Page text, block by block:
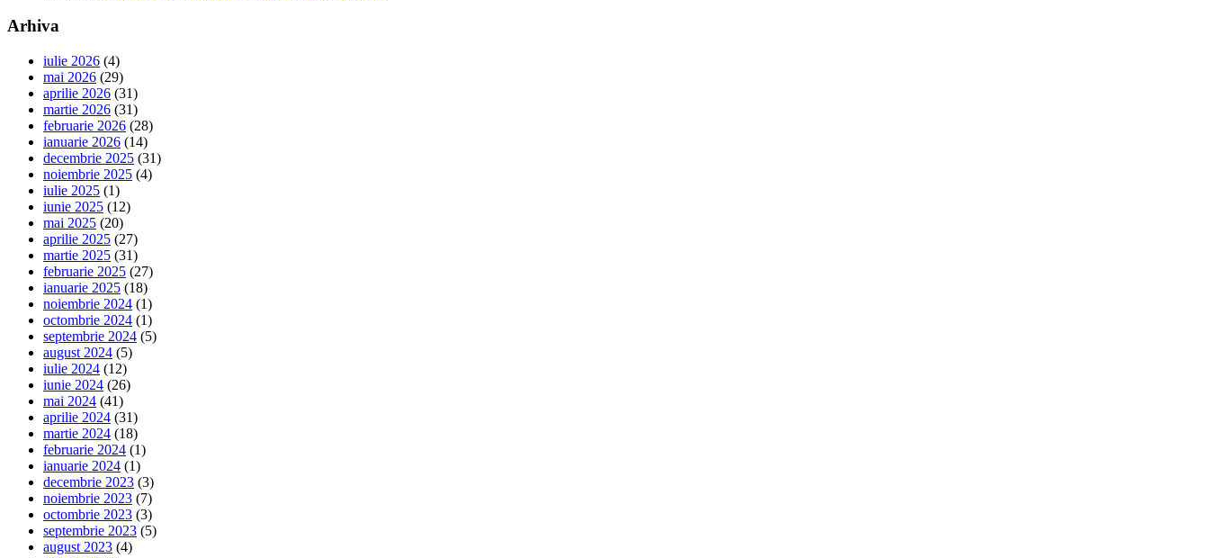
Arhiva
iulie 2026 (4)
mai 2026 (29)
aprilie 2026 (31)
martie 2026 (31)
februarie 2026 (28)
ianuarie 2026 (14)
decembrie 2025 (31)
noiembrie 2025 (4)
iulie 2025 (1)
iunie 2025 (12)
mai 2025 (20)
aprilie 2025 (27)
martie 2025 (31)
februarie 2025 (27)
ianuarie 2025 (18)
noiembrie 2024 (1)
octombrie 2024 (1)
septembrie 2024 (5)
august 2024 (5)
iulie 2024 (12)
iunie 2024 (26)
mai 2024 (41)
aprilie 2024 (31)
martie 2024 (18)
februarie 2024 (1)
ianuarie 2024 (1)
decembrie 2023 (3)
noiembrie 2023 (7)
octombrie 2023 (3)
septembrie 2023 (5)
august 2023 (4)